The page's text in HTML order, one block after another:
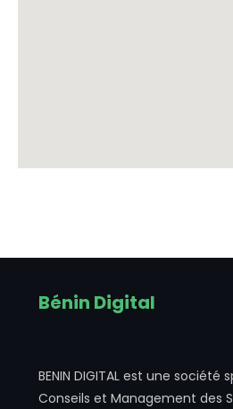
Bénin Digital
BENIN DIGITAL est une société
Conseils et Management des